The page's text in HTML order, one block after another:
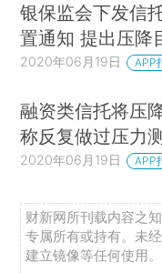
银保监会下发信
置通知 提出压降
2020年06月19日 APP
融资类信托将压
称反复做过压力
2020年06月19日 APP
财新网所刊载内容之
专属所有或持有。未
建立镜像等任何使用。